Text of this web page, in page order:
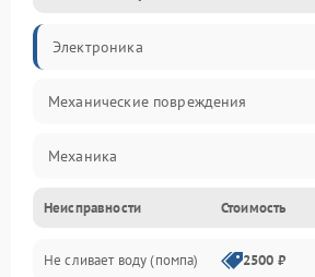
Электроника
Механические повреждения
Механика
Электропитание
Водоснабжение
Неисправности Стоимость
Не сливает воду (помпа) 2500 ₽